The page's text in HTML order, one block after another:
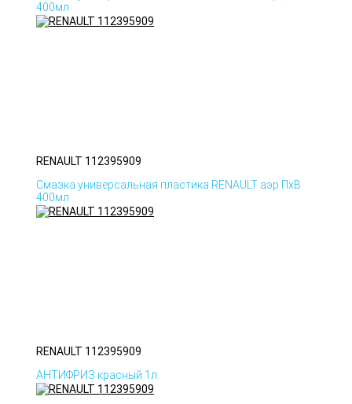
400мл
RENAULT 112395909
Смазка универсальная пластика RENAULT аэр ПхВ
400мл
RENAULT 112395909
АНТИФРИЗ красный 1л.